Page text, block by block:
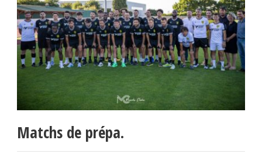
Matchs de prépa.